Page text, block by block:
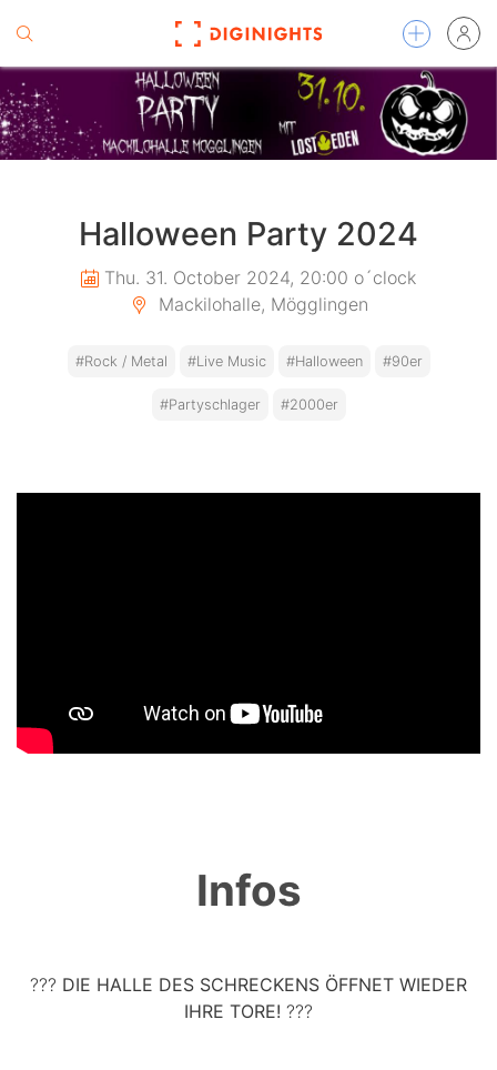
Halloween Party 2024
Thu. 31. October 2024, 20:00 o´clock
Mackilohalle, Mögglingen
#Rock / Metal #Live Music #Halloween #90er
#Partyschlager #2000er
Infos
??? DIE HALLE DES SCHRECKENS ÖFFNET WIEDER
IHRE TORE! ???